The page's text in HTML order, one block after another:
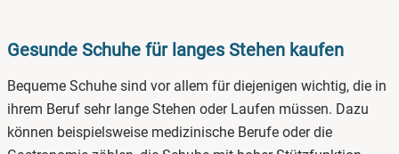
Gesunde Schuhe für langes Stehen kaufen
Bequeme Schuhe sind vor allem für diejenigen wichtig, die in
ihrem Beruf sehr lange Stehen oder Laufen müssen. Dazu
können beispielsweise medizinische Berufe oder die